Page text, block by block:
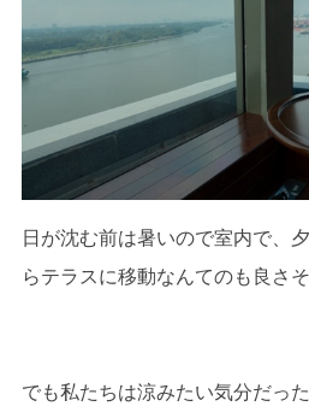
日が沈む前は暑いので室内で、
らテラスに移動なんてのも良さそ
でも私たちは涼みたい気分だっ